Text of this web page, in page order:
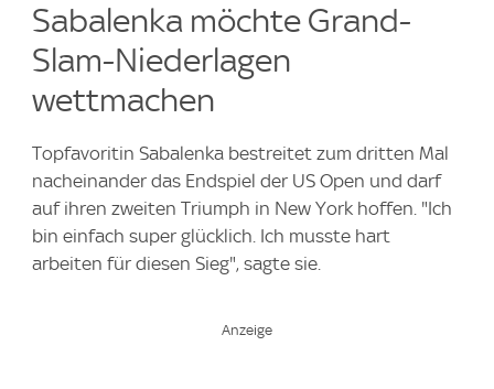
Sabalenka möchte Grand-
Slam-Niederlagen
wettmachen
Topfavoritin Sabalenka bestreitet zum dritten Mal
nacheinander das Endspiel der US Open und darf
auf ihren zweiten Triumph in New York hoffen. "Ich
bin einfach super glücklich. Ich musste hart
arbeiten für diesen Sieg", sagte sie.